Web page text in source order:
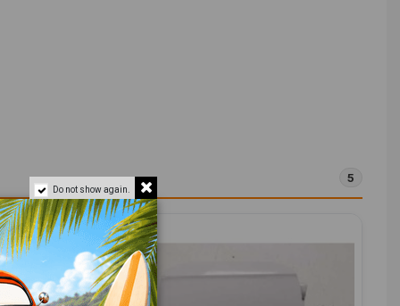
5
Do not show again.